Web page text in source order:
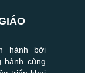
hành bởi
cùng